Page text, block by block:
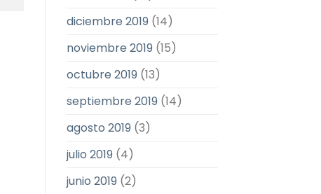
diciembre 2019 (14)
noviembre 2019 (15)
octubre 2019 (13)
septiembre 2019 (14)
agosto 2019 (3)
julio 2019 (4)
junio 2019 (2)